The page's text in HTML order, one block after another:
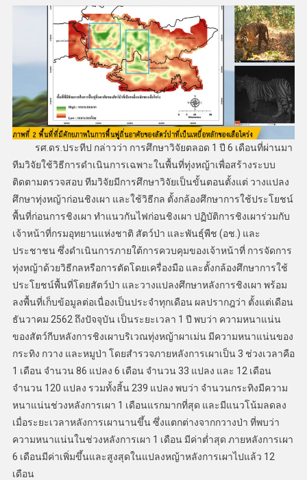
รศ.ดร.ประทีป กล่าวว่า การศึกษาวิจัยตลอด 1 ปี 6 เดือนที่ผ่านมา
ทีมวิจัยใช้วิธีการดำเนินการเฉพาะในพื้นที่ทุ่งหญ้าเพื่อสร้างระบบ
ติดตามตรวจสอบ ทีมวิจัยมีการศึกษาวิจัยเป็นขั้นตอนตั้งแต่ วางแปลง
ศึกษาทุ่งหญ้าก่อนชิงเผา และใช้วิธีกล ตั้งกล้องศึกษาการใช้ประโยชน์
พื้นที่ก่อนการชิงเผา ทำแนวกันไฟก่อนชิงเผา ปฏิบัติการชิงเผาร่วมกับ
เจ้าหน้าที่กรมอุทยานแห่งชาติ สัตว์ป่า และพันธุ์พืช (อช.) และ
ประชาชน ซึ่งดำเนินการภายใต้การควบคุมของเจ้าหน้าที่ การจัดการ
ทุ่งหญ้าด้วยวิธีกลหรือการตัดโดยเครื่องมือ และตั้งกล้องศึกษาการใช้
ประโยชน์พื้นที่โดยสัตว์ป่า และวางแปลงศึกษาหลังการชิงเผา พร้อม
ลงพื้นที่เก็บข้อมูลต่อเนื่องเป็นประจำทุกเดือน ผลปรากฎว่า ตั้งแต่เดือน
ธันวาคม 2562 ถึงปัจจุบัน เป็นระยะเวลา 1 ปี พบว่า ความหนาแน่น
ของสัตว์กีบหลังการชิงเผาบริเวณทุ่งหญ้าผาเม่น มีความหนาแน่นของ
กระทิง กวาง และหมูป่า โดยสำรวจภายหลังการเผาเป็น 3 ช่วงเวลาคือ
1 เดือน จำนวน 86 แปลง 6 เดือน จำนวน 33 แปลง และ 12 เดือน
จำนวน 120 แปลง รวมทั้งสิ้น 239 แปลง พบว่า จำนวนกระทิงมีความ
หนาแน่นช่วงหลังการเผา 1 เดือนแรกมากที่สุด และมีแนวโน้มลดลง
เมื่อระยะเวลาหลังการเผานานขึ้น ซึ่งแตกต่างจากกวางป่า ที่พบว่า
ความหนาแน่นในช่วงหลังการเผา 1 เดือน มีค่าต่ำสุด ภายหลังการเผา
6 เดือนมีค่าเพิ่มขึ้นและสูงสุดในแปลงหญ้าหลังการเผาไปแล้ว 12
เดือน